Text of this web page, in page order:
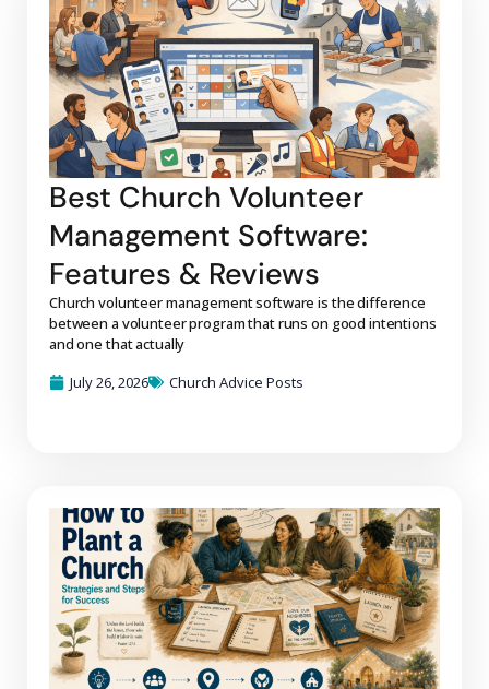
Best Church Volunteer
Management Software:
Features & Reviews
Church volunteer management software is the difference
between a volunteer program that runs on good intentions
and one that actually
July 26, 2026
Church Advice Posts